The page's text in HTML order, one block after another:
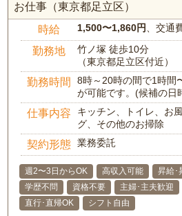
お仕事（東京都足立区）
時給 1,500〜1,860円 、交通
勤務地
竹ノ塚 徒歩10分
（東京都足立区付近）
勤務時間
8時～20時の間で1時間
が可能です。(候補の日
仕事内容
キッチン、トイレ、お
グ、その他のお掃除
契約形態 業務委託
週2〜3日からOK 高収入可能 昇給･
学歴不問
資格不要 主婦･主夫歓迎
直行･直帰OK
シフト自由